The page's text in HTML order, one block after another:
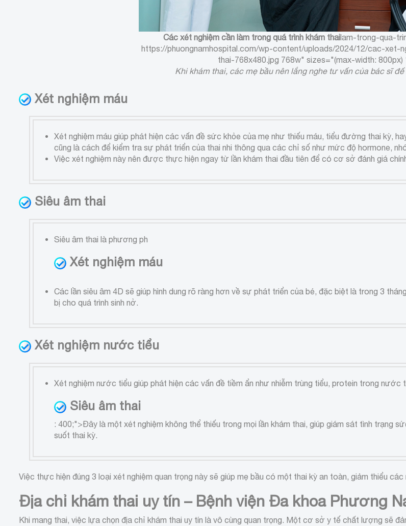
Các xét nghiệm cần làm trong quá trình khám thailam-trong-qua-
https://phuongnamhospital.com/wp-content/uploads/2024/12/cac-xet-
thai-768x480.jpg 768w" sizes="(max-width: 800px)
Khi khám thai, các mẹ bầu nên lắng nghe tư vấn của bác sĩ
Xét nghiệm máu
Xét nghiệm máu giúp phát hiện các vấn đề sức khỏe của mẹ như thiếu máu, tiểu đường thai kỳ,
cũng là cách để kiểm tra sự phát triển của thai nhi thông qua các chỉ số như mức độ hormone,
Việc xét nghiệm này nên được thực hiện ngay từ lần khám thai đầu tiên để có cơ sở đánh giá
Siêu âm thai
Siêu âm thai là phương ph
Xét nghiệm máu
Các lần siêu âm 4D sẽ giúp hình dung rõ ràng hơn về sự phát triển của bé, đặc biệt là trong 3
bị cho quá trình sinh nở.
Xét nghiệm nước tiểu
Xét nghiệm nước tiểu giúp phát hiện các vấn đề tiềm ẩn như nhiễm trùng tiểu, protein trong nước
Siêu âm thai
: 400;">Đây là một xét nghiệm không thể thiếu trong mọi lần khám thai, giúp giám sát tình trạng
suốt thai kỳ.
Việc thực hiện đúng 3 loại xét nghiệm quan trọng này sẽ giúp mẹ bầu có một thai kỳ an toàn, giảm thiểu
Địa chỉ khám thai uy tín – Bệnh viện Đa khoa Phương
Khi mang thai, việc lựa chọn địa chỉ khám thai uy tín là vô cùng quan trọng. Một cơ sở y tế chất lượng sẽ